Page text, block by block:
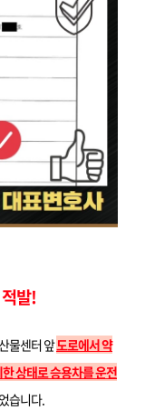
발!
물센터 앞도로에서 약
상태로 승용차를 운전
습니다.